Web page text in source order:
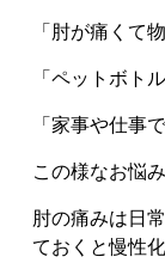
「肘が痛くて
「ペットボト
「家事や仕事
この様なお悩
肘の痛みは日
ておくと慢性